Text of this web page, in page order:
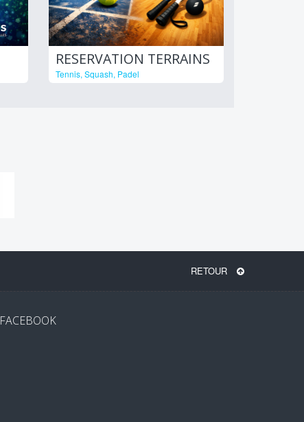
RESERVATION TERRAINS
Tennis, Squash, Padel
RETOUR
FACEBOOK